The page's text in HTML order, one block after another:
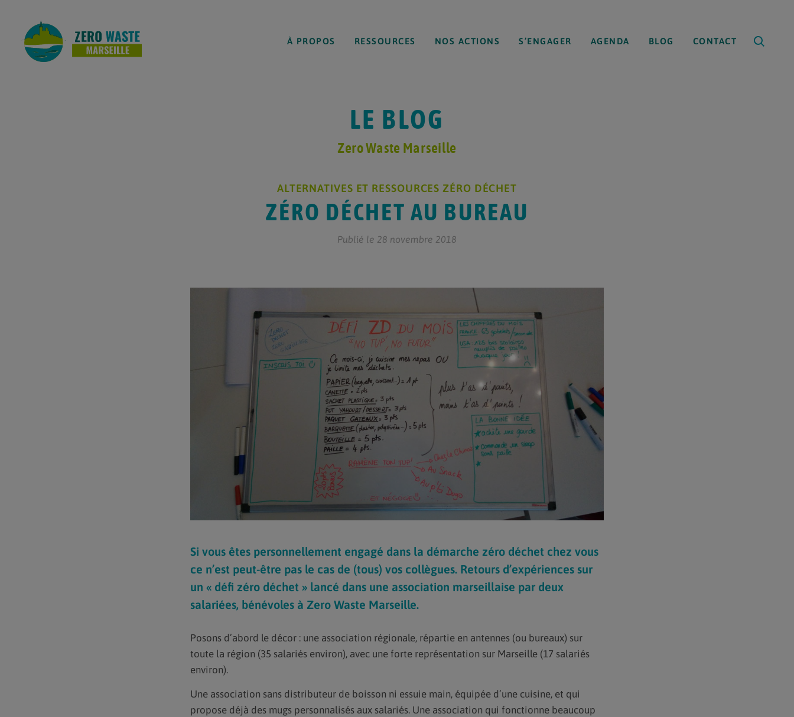
À PROPOS RESSOURCES NOS ACTIONS S’ENGAGER AGENDA BLOG CONTACT
LE BLOG
Zero Waste Marseille
ALTERNATIVES ET RESSOURCES ZÉRO DÉCHET
ZÉRO DÉCHET AU BUREAU
Publié le 28 novembre 2018
Si vous êtes personnellement engagé dans la démarche zéro déchet chez vous
ce n’est peut-être pas le cas de (tous) vos collègues. Retours d’expériences sur
un « défi zéro déchet » lancé dans une association marseillaise par deux
salariées, bénévoles à Zero Waste Marseille.
Posons d’abord le décor : une association régionale, répartie en antennes (ou bureaux) sur
toute la région (35 salariés environ), avec une forte représentation sur Marseille (17 salariés
environ).
Une association sans distributeur de boisson ni essuie main, équipée d’une cuisine, et qui
propose déjà des mugs personnalisés aux salariés. Une association qui fonctionne beaucoup